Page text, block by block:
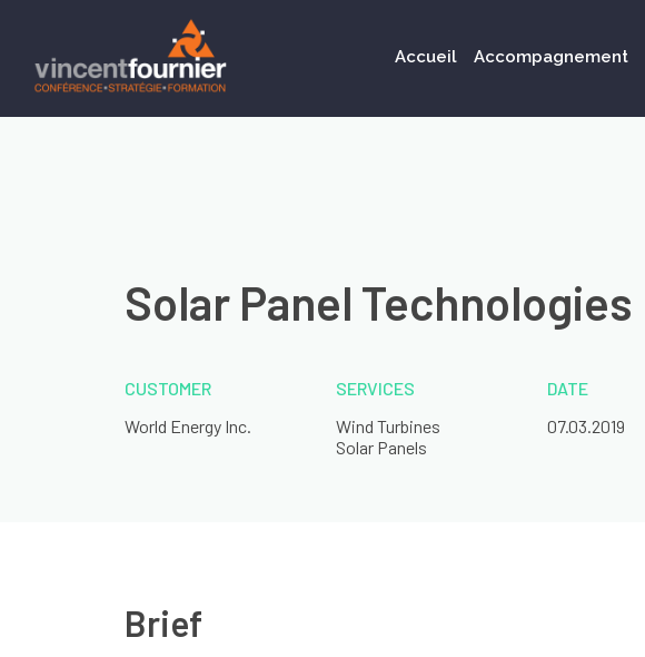
Accueil Accompagnement
Solar Panel Technologies
CUSTOMER
World Energy Inc.
SERVICES
Wind Turbines
Solar Panels
DATE
07.03.2019
Brief